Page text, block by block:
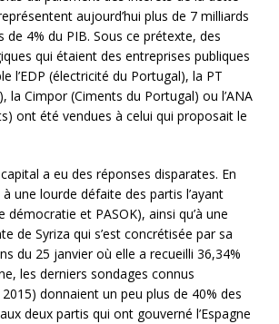
aujourd’hui plus de 7 milliards
de 4% du PIB. Sous ce prétexte, des
qui étaient des entreprises publiques
l’EDP (électricité du Portugal), la PT
la Cimpor (Ciments du Portugal) ou l’ANA
ont été vendues à celui qui proposait le
a eu des réponses disparates. En
une lourde défaite des partis l’ayant
démocratie et PASOK), ainsi qu’à une
de Syriza qui s’est concrétisée par sa
du 25 janvier où elle a recueilli 36,34%
les derniers sondages connus
donnaient un peu plus de 40% des
deux partis qui ont gouverné l’Espagne